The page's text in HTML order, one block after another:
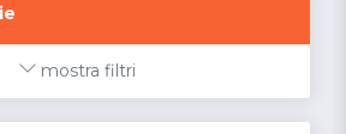
mostra filtri